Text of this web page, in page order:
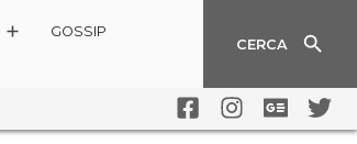
GOSSIP
CERCA